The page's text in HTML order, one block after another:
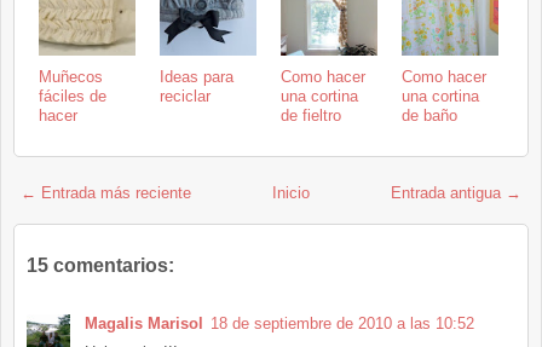
Muñecos
fáciles de
hacer
Ideas para
reciclar
Como hacer
una cortina
de fieltro
Como hacer
una cortina
de baño
← Entrada más reciente Entrada antigua →
Inicio
15 comentarios:
Magalis Marisol 18 de septiembre de 2010 a las 10:52